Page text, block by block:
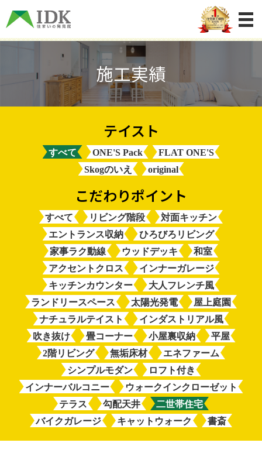
施工実績
すべて ONE'S Pack
FLAT ONE'S
Skogのいえ
original
すべて リビング階段
対面キッチン
エントランス収納
ひろびろリビング
家事ラク動線
ウッドデッキ
和室
アクセントクロス
インナーガレージ
キッチンカウンター
大人フレンチ風
ランドリースペース
太陽光発電
屋上庭園
ナチュラルテイスト
インダストリアル風
吹き抜け
畳コーナー 小屋裏収納
平屋
2階リビング
無垢床材
エネファーム
シンプルモダン
ロフト付き
インナーバルコニー
ウォークインクローゼット
テラス
勾配天井
二世帯住宅
バイクガレージ
キャットウォーク 書斎